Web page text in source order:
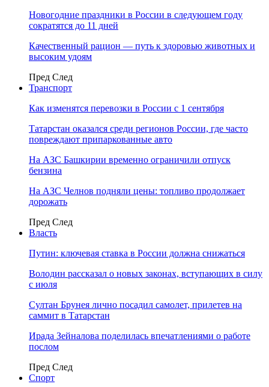
Новогодние праздники в России в следующем году
сократятся до 11 дней
Качественный рацион — путь к здоровью животных и
высоким удоям
Пред След
Транспорт
Как изменятся перевозки в России с 1 сентября
Татарстан оказался среди регионов России, где часто
повреждают припаркованные авто
На АЗС Башкирии временно ограничили отпуск
бензина
На АЗС Челнов подняли цены: топливо продолжает
дорожать
Пред След
Власть
Путин: ключевая ставка в России должна снижаться
Володин рассказал о новых законах, вступающих в силу
с июля
Султан Брунея лично посадил самолет, прилетев на
саммит в Татарстан
Ирада Зейналова поделилась впечатлениями о работе
послом
Пред След
Спорт